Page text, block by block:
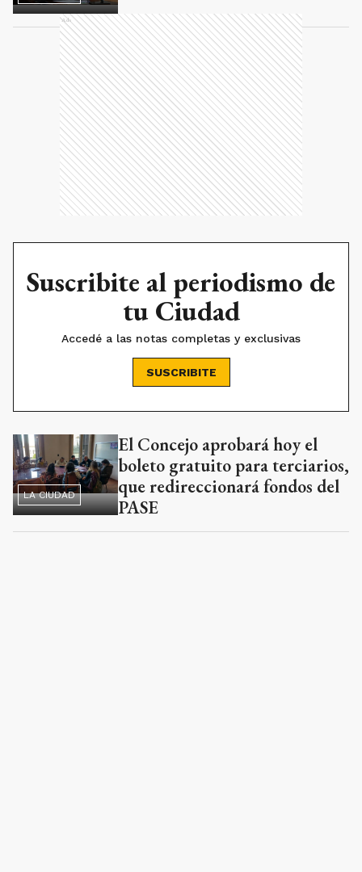
Ads
Suscribite al periodismo de
tu Ciudad
Accedé a las notas completas y exclusivas
SUSCRIBITE
LA CIUDAD
El Concejo aprobará hoy el
boleto gratuito para terciarios,
que redireccionará fondos del
PASE